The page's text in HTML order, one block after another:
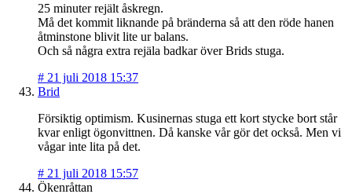
25 minuter rejält åskregn.
Må det kommit liknande på bränderna så att den röde hanen
åtminstone blivit lite ur balans.
Och så några extra rejäla badkar över Brids stuga.
# 21 juli 2018 15:37
Brid
Försiktig optimism. Kusinernas stuga ett kort stycke bort står
kvar enligt ögonvittnen. Då kanske vår gör det också. Men vi
vågar inte lita på det.
# 21 juli 2018 15:57
Ökenråttan